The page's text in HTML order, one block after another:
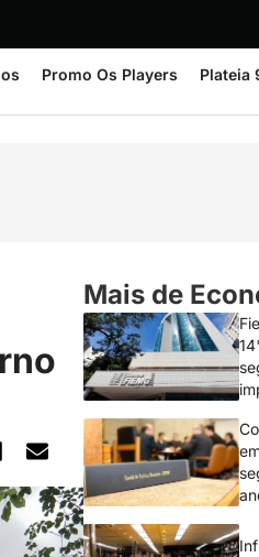
Promo Os Players Plateia
Mais de